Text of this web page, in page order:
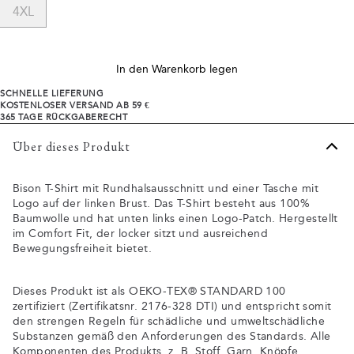
4XL
In den Warenkorb legen
SCHNELLE LIEFERUNG
KOSTENLOSER VERSAND AB 59 €
365 TAGE RÜCKGABERECHT
Über dieses Produkt
Bison T-Shirt mit Rundhalsausschnitt und einer Tasche mit
Logo auf der linken Brust. Das T-Shirt besteht aus 100%
Baumwolle und hat unten links einen Logo-Patch. Hergestellt
im Comfort Fit, der locker sitzt und ausreichend
Bewegungsfreiheit bietet.
Dieses Produkt ist als OEKO-TEX® STANDARD 100
zertifiziert (Zertifikatsnr. 2176-328 DTI) und entspricht somit
den strengen Regeln für schädliche und umweltschädliche
Substanzen gemäß den Anforderungen des Standards. Alle
Komponenten des Produkts, z. B. Stoff, Garn, Knöpfe,